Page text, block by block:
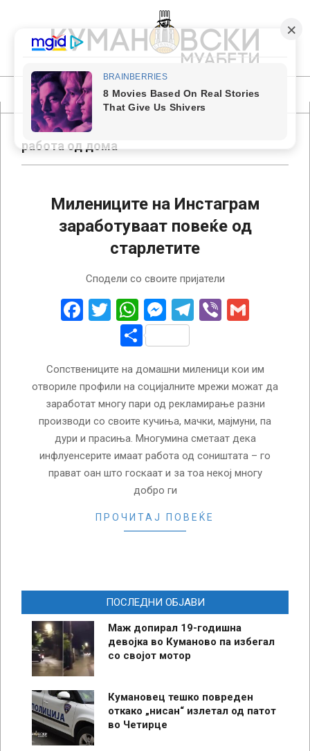
content
КУМАНОВСКИ
МУАБЕТИ
Primary
Navigation
Menuработа од дома
Милениците на Инстаграм
заработуваат повеќе од
старлетите
Сподели со своите пријатели
Facebook
Twitter
WhatsApp
Messenger
Telegram
Viber
Share
Сопствениците на домашни миленици кои им
отвориле профили на социјалните мрежи можат да
заработат многу пари од рекламирање разни
производи со своите кучиња, мачки, мајмуни, па
дури и прасиња. Многумина сметаат дека
инфлуенсерите имаат работа од соништата – го
прават оан што госкаат и за тоа некој многу
добро ги
ПРОЧИТАЈ ПОВЕЌЕ
ПОСЛЕДНИ ОБЈАВИ
Маж допирал 19-годишна
девојка во Куманово па избегал
со својот мотор
Кумановец тешко повреден
откако „нисан“ излетал од патот
во Четирце